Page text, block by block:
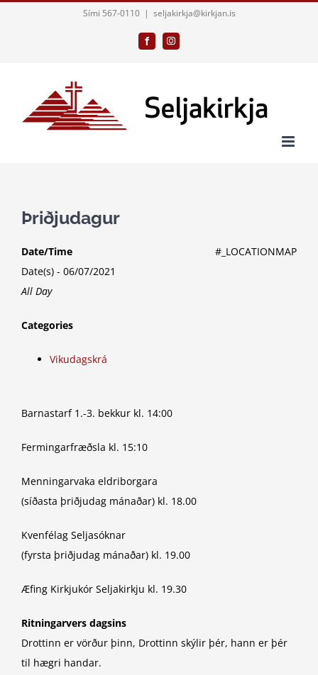
Sími 567-0110 | seljakirkja@kirkjan.is
FacebookInstagram
Þriðjudagur
#_LOCATIONMAP
Date/Time
Date(s) - 06/07/2021
All Day
Categories
Vikudagskrá
Barnastarf 1.-3. bekkur kl. 14:00
Fermingarfræðsla kl. 15:10
Menningarvaka eldriborgara
(síðasta þriðjudag mánaðar) kl. 18.00
Kvenfélag Seljasóknar
(fyrsta þriðjudag mánaðar) kl. 19.00
Æfing Kirkjukór Seljakirkju kl. 19.30
Ritningarvers dagsins
Drottinn er vörður þinn, Drottinn skýlir þér, hann er þér
til hægri handar.